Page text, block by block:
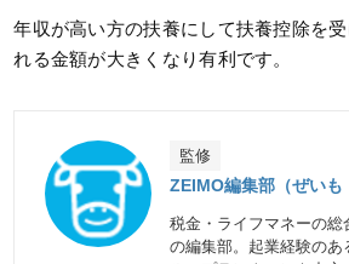
年収が高い方の扶養にして扶養控除を
れる金額が大きくなり有利です。
監修
ZEIMO編集部（ぜい
税金・ライフマネーの
の編集部。起業経験のあ